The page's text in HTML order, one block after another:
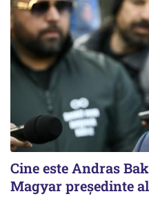
Cine este Andras
Magyar președinte